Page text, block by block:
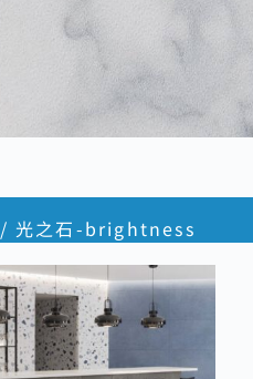
/ 光之石-brightness